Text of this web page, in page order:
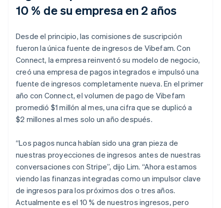
10 % de su empresa en 2 años
Desde el principio, las comisiones de suscripción
fueron la única fuente de ingresos de Vibefam. Con
Connect, la empresa reinventó su modelo de negocio,
creó una empresa de pagos integrados e impulsó una
fuente de ingresos completamente nueva. En el primer
año con Connect, el volumen de pago de Vibefam
promedió $1 millón al mes, una cifra que se duplicó a
$2 millones al mes solo un año después.
“Los pagos nunca habían sido una gran pieza de
nuestras proyecciones de ingresos antes de nuestras
conversaciones con Stripe”, dijo Lim. “Ahora estamos
viendo las finanzas integradas como un impulsor clave
de ingresos para los próximos dos o tres años.
Actualmente es el 10 % de nuestros ingresos, pero